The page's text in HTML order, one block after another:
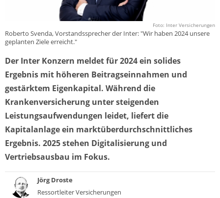
Foto: Inter Versicherungen
Roberto Svenda, Vorstandssprecher der Inter: "Wir haben 2024 unsere
geplanten Ziele erreicht."
Der Inter Konzern meldet für 2024 ein solides
Ergebnis mit höheren Beitragseinnahmen und
gestärktem Eigenkapital. Während die
Krankenversicherung unter steigenden
Leistungsaufwendungen leidet, liefert die
Kapitalanlage ein marktüberdurchschnittliches
Ergebnis. 2025 stehen Digitalisierung und
Vertriebsausbau im Fokus.
Jörg Droste
Ressortleiter Versicherungen